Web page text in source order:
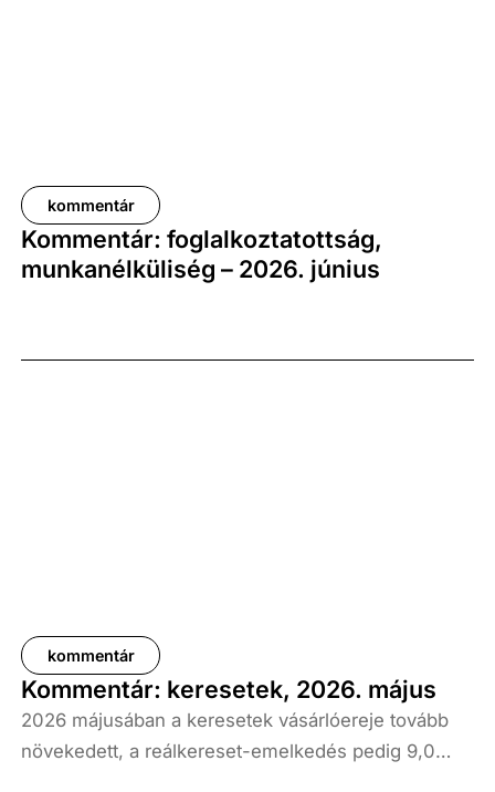
kommentár
Kommentár: foglalkoztatottság,
munkanélküliség – 2026. június
kommentár
Kommentár: keresetek, 2026. május
2026 májusában a keresetek vásárlóereje tovább
növekedett, a reálkereset-emelkedés pedig 9,0